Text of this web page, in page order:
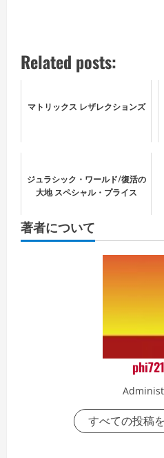
Related posts:
マトリックス レザレクションズ
ジュラシック・ワールド/復活の
大地 スペシャル・プライス
著者について
すべての投稿